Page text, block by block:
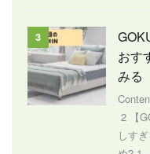
3
おす
みる
2 【
しす